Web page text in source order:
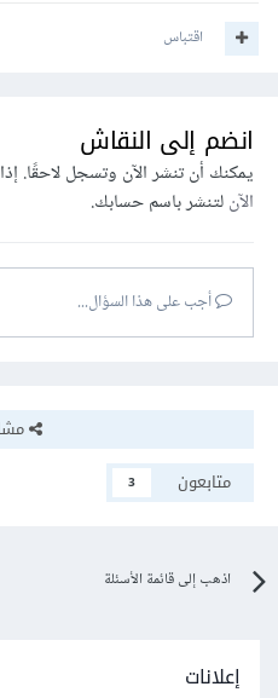
اقتباس
انضم إلى النقاش
يمكنك أن تنشر الآن وتسجل لاحقًا.
الآنلتنشر باسم حسابك.
أجب على هذا السؤال...
متابعون
3
اذهب إلى قائمة الأسئلة
إعلانات